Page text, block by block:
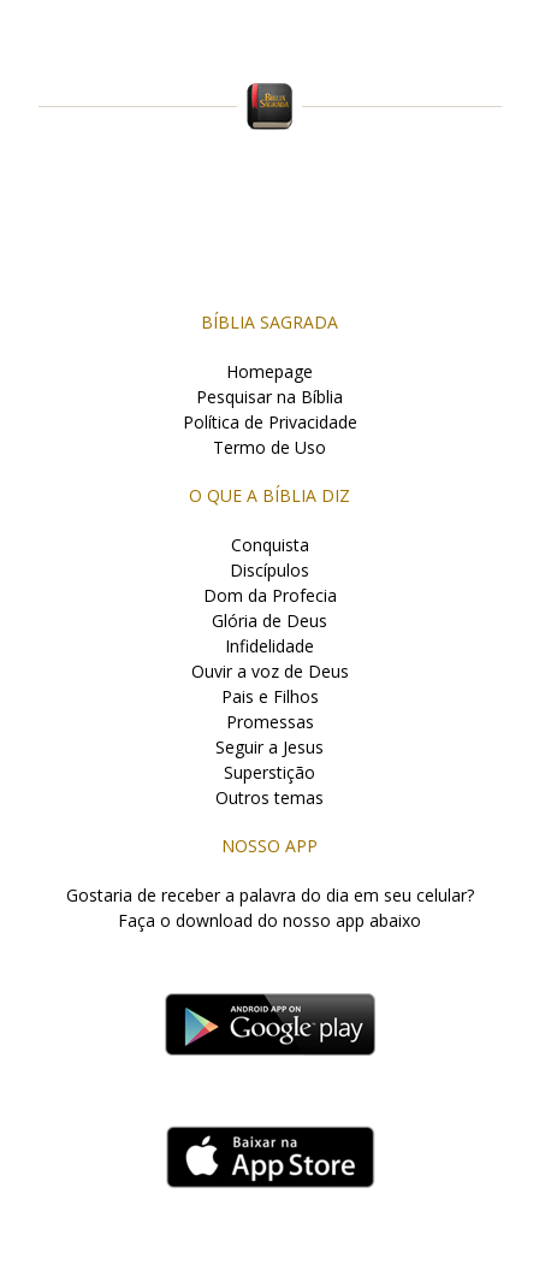
BÍBLIA SAGRADA
Homepage
Pesquisar na Bíblia
Política de Privacidade
Termo de Uso
O QUE A BÍBLIA DIZ
Conquista
Discípulos
Dom da Profecia
Glória de Deus
Infidelidade
Ouvir a voz de Deus
Pais e Filhos
Promessas
Seguir a Jesus
Superstição
Outros temas
NOSSO APP
Gostaria de receber a palavra do dia em seu celular?
Faça o download do nosso app abaixo